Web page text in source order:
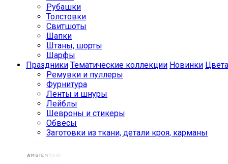
Рубашки
Толстовки
Свитшоты
Шапки
Штаны, шорты
Шарфы
Праздники Тематические коллекции Новинки Цвета
Ремувки и пуллеры
Фурнитура
Ленты и шнуры
Лейблы
Шевроны и стикеры
Обвесы
Заготовки из ткани, детали кроя, карманы